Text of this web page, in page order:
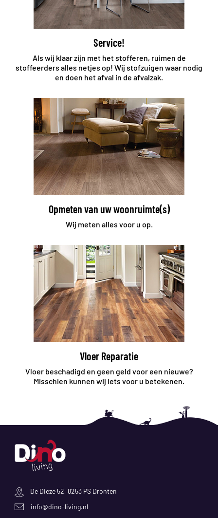
Service!
Als wij klaar zijn met het stofferen, ruimen de
stoffeerders alles netjes op! Wij stofzuigen waar nodig
en doen het afval in de afvalzak.
Opmeten van uw woonruimte(s)
Wij meten alles voor u op.
Vloer Reparatie
Vloer beschadigd en geen geld voor een nieuwe?
Misschien kunnen wij iets voor u betekenen.
De Dieze 52, 8253 PS Dronten
info@dino-living.nl